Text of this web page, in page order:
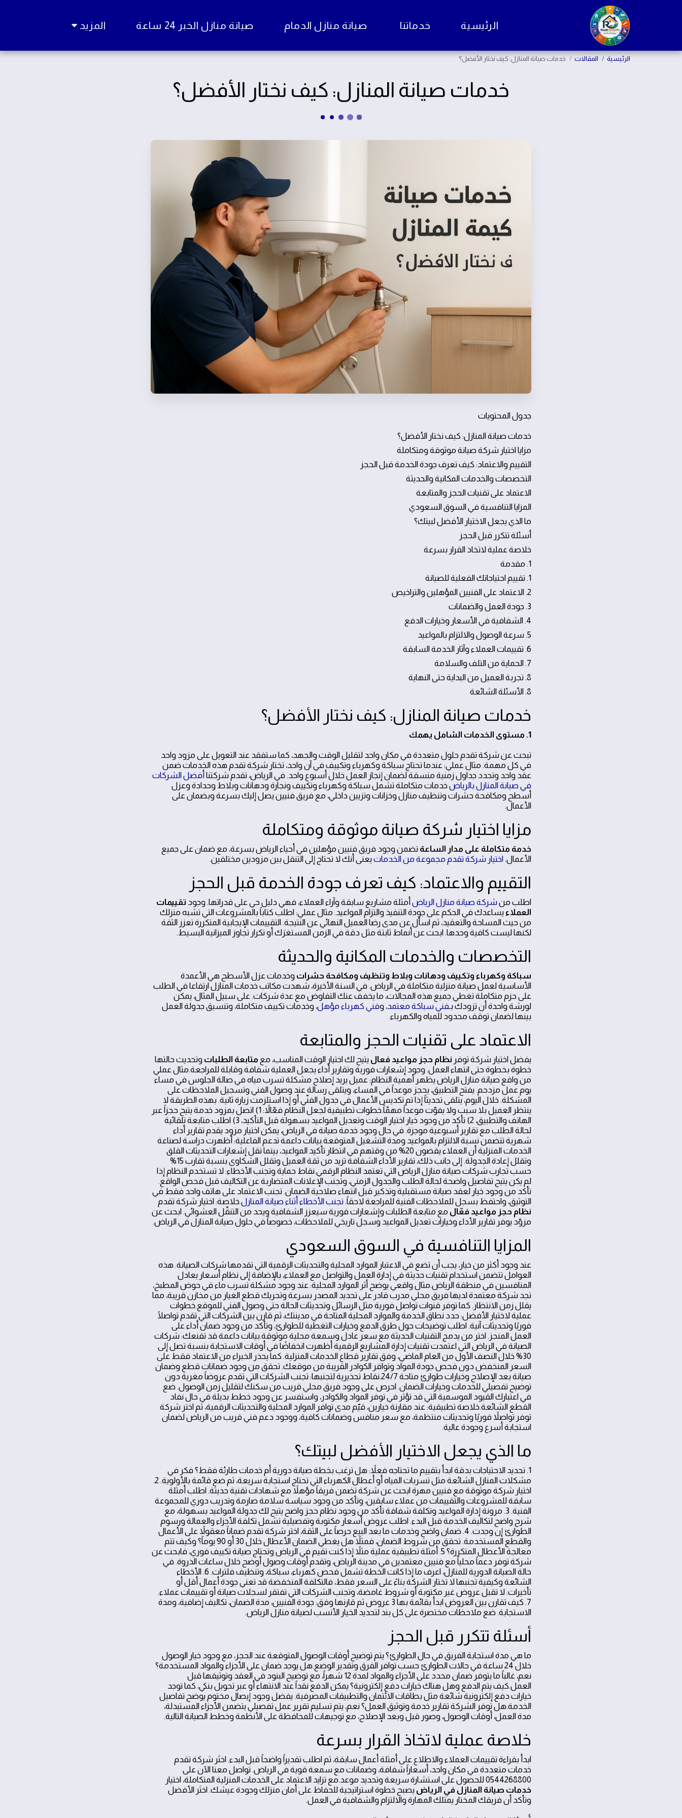
الرئيسية خدماتنا صيانة منازل الدمام صيانة منازل الخبر 24 ساعة المزيد
الرئيسية المقالات خدمات صيانة المنازل: كيف نختار الأفضل؟
خدمات صيانة المنازل: كيف نختار الأفضل؟
جدول المحتويات
خدمات صيانة المنازل: كيف نختار الأفضل؟
مزايا اختيار شركة صيانة موثوقة ومتكاملة
التقييم والاعتماد: كيف تعرف جودة الخدمة قبل الحجز
التخصصات والخدمات المكانية والحديثة
الاعتماد على تقنيات الحجز والمتابعة
المزايا التنافسية في السوق السعودي
ما الذي يجعل الاختيار الأفضل لبيتك؟
أسئلة تتكرر قبل الحجز
خلاصة عملية لاتخاذ القرار بسرعة
1. مقدمة
1. تقييم احتياجاتك الفعلية للصيانة
2. الاعتماد على الفنيين المؤهلين والتراخيص
3. جودة العمل والضمانات
4. الشفافية في الأسعار وخيارات الدفع
5. سرعة الوصول والالتزام بالمواعيد
6. تقييمات العملاء وآثار الخدمة السابقة
7. الحماية من التلف والسلامة
8. تجربة العميل من البداية حتى النهاية
8. الأسئلة الشائعة
خدمات صيانة المنازل: كيف نختار الأفضل؟
1. مستوى الخدمات الشامل يهمك
تبحث عن شركة تقدم حلول متعددة في مكان واحد لتقليل الوقت والجهد، كما ستفقد عند التعويل على مزود واحد
في كل مهمة. مثال عملي: عندما تحتاج سباكة وكهرباء وتكييف في آن واحد، تختار شركة تقدم هذه الخدمات ضمن
عقد واحد وتحدد جداول زمنية منسقة لضمان إنجاز العمل خلال أسبوع واحد. في الرياض، تقدم شركتنا أفضل الشركات
في صيانة المنازل بالرياضخدمات متكاملة تشمل سباكة وكهرباء وتكييف ونجارة ودهانات وبلاط وحدادة وعزل
أسطح ومكافحة حشرات وتنظيف منازل وخزانات وتزيين داخلي، مع فريق فنيين يصل إليك بسرعة وبضمان على
الأعمال.
مزايا اختيار شركة صيانة موثوقة ومتكاملة
خدمة متكاملة على مدار الساعة تضمن وجود فريق فنيين مؤهلين في أحياء الرياض بسرعة، مع ضمان على جميع
الأعمال. اختيار شركة تقدم مجموعة من الخدماتيعنى أنك لا تحتاج إلى التنقل بين مزودين مختلفين.
التقييم والاعتماد: كيف تعرف جودة الخدمة قبل الحجز
اطلب منشركة صيانة منازل الرياض أمثلة مشاريع سابقة وآراء العملاء، فهي دليل حي على قدراتها. وجود تقييمات
العملاء يساعدك في الحكم على جودة التنفيذ والتزام المواعيد. مثال عملي: اطلب كتاباً بالمشروعات التي تشبه منزلك
من حيث المساحة والتعقيد، ثم اسأل عن مدى رضا العميل النهائي عن النتيجة. التقييمات الإيجابية المتكررة تعزز الثقة
لكنها ليست كافية وحدها. ابحث عن أنماط ثابتة مثل دقة في الزمن المستغرَك أو تكرار تجاوز الميزانية البسيط.
التخصصات والخدمات المكانية والحديثة
سباكة وكهرباء وتكييف ودهانات وبلاط وتنظيف ومكافحة حشرات وخدمات عزل الأسطح هي الأعمدة
الأساسية لعمل صيانة منزلية متكاملة في الرياض. في السنة الأخيرة، شهدت مكاتب خدمات المنازل ارتفاعا في الطلب
على حزم متكاملة تغطي جميع هذه المجالات، ما يخفف عنك التفاوض مع عدة شركات. على سبيل المثال، يمكن
لورشة واحدة أن تزودك بـفني سباكة معتمد، وفني كهرباء مؤهل، وخدمات تكييف متكاملة، وتنسيق جدولة العمل
بينها لضمان توقف محدود للمياه والكهرباء.
الاعتماد على تقنيات الحجز والمتابعة
يفضل اختيار شركة توفر نظام حجز مواعيد فعال يتيح لك اختيار الوقت المناسب، مع متابعة الطلبات وتحديث حالتها
خطوة بخطوة حتى انتهاء العمل. وجود إشعارات فورية وتقارير أداء يجعل العملية شفافة وقابلة للمراجعة.مثال عملي
من واقع صيانة منازل الرياض يظهر أهمية النظام: عميل يريد إصلاح مشكلة تسرب مياه في صالة الجلوس في مساء
يوم عمل مزدحم. يفتح التطبيق، يحجز موعداً في المساء، ويتلقى رسالة عند وصول الفني وتسجيل الملاحظات على
المشكلة. خلال اليوم، يتلقى تحديثاً إذا تم تكديس الأعمال في جدول الفنّي أو إذا استلزمت زيارة ثانية. بهذه الطريقة لا
ينتظر العميل بلا سبب ولا يفوّت موعداً مهمّاً.خطوات تطبيقية لجعل النظام فعّالاً: 1) اتصل بمزود خدمة يتيح حجزاً عبر
الهاتف والتطبيق، 2) تأكد من وجود خيار اختيار الوقت وتعديل المواعيد بسهولة قبل التأكيد، 3) اطلب متابعة تلقائية
لحالة الطلب مع تقارير أسبوعية موجزة. في حال وجود خدمة صيانة في الرياض، يمكن اختيار مزود يقدم تقارير أداء
شهرية تتضمن نسبة الالتزام بالمواعيد ومدة التشغيل المتوقعة.بيانات داعمة تدعم الفاعلية: أظهرت دراسة لصناعة
الخدمات المنزلية أن العملاء يقضون 20% من وقتهم في انتظار تأكيد المواعيد، بينما تقل إشعارات التحديثات القلق
وتقلل إعادة الجدولة. إلى جانب ذلك، تقارير الأداء الشفافة تزيد من ثقة العميل وتقلل الشكاوى بنسبة تقارب 15%
حسب تجارب شركات صيانة منازل الرياض التي تعتمد النظام الرقمي.نقاط حماية وتجنب الأخطاء: لا تستخدم النظام إذا
لم يكن يتيح تفاصيل واضحة لحالة الطلب والجدول الزمني، وتجنب الإعلانات المتضاربة عن التكاليف قبل فحص الواقع.
تأكد من وجود خيار لعقد صيانة مستقبلية وتذكير قبل انتهاء صلاحية الضمان. تجنب الاعتماد على هاتف واحد فقط في
التوثيق، واحتفظ بسجل للملاحظات الفنية للمراجعة لاحقاً. تجنب الأخطاء أثناء صيانة المنازل.خلاصة: اختيار شركة تقدم
نظام حجز مواعيد فعّال مع متابعة الطلبات وإشعارات فورية سيعزز الشفافية ويحد من التنقّل العشوائي. ابحث عن
مزوّد يوفر تقارير الأداء وخيارات تعديل المواعيد وسجل تاريخي للملاحظات، خصوصاً في حلول صيانة المنازل في الرياض.
المزايا التنافسية في السوق السعودي
عند وجود أكثر من خيار، يجب أن تضع في الاعتبار الموارد المحلية والتحديثات الرقمية التي تقدمها شركات الصيانة. هذه
العوامل تتضمن استخدام تقنيات حديثة في إدارة العمل والتواصل مع العملاء، بالإضافة إلى نظام أسعار يعادل
المنافسين في منطقة الرياض.مثال واقعي يوضح أثر الموارد المحلية: عند وجود مشكلة تسرب ماء في حوض المطبخ،
تجد شركة معتمدة لديها فريق محلي مدرب قادر على تحديد المصدر بسرعة وتحريك قطع الغيار من مخازن قريبة، مما
يقلل زمن الانتظار. كما توفر قنوات تواصل فورية مثل الرسائل وتحديثات الحالة حتى وصول الفني للموقع.خطوات
عملية لاختيار الأفضل: حدد نطاق الخدمة والموارد المحلية المتاحة في مدينتك، ثم قارن بين الشركات التي تقدم تواصلًا
فوريًا وتحديثات آنية. اطلب توضيحات حول طرق الدفع وخيارات التغطية للطوارئ، وتأكد من وجود ضمان أداء على
العمل المنجز. اختر من يدمج التقنيات الحديثة مع سعر عادل وسمعة محلية موثوقة.بيانات داعمة قد تقنعك: شركات
الصيانة في الرياض التي اعتمدت تقنيات إدارة المشاريع الرقمية أظهرت انخفاضًا في أوقات الاستجابة بنسبة تصل إلى
30% خلال النصف الأول من العام الماضي، وفق تقارير قطاع الخدمات المنزلية. كما يحذر الخبراء من الاعتماد فقط على
السعر المنخفض دون فحص جودة المواد وتوافر الكوادر القريبة من موقعك. تحقق من وجود ضمانات قطع وضمان
صيانة بعد الإصلاح وخيارات طوارئ متاحة 24/7.نقاط تحذيرية لتجنبها: تجنب الشركات التي تقدم عروضاً مغرية دون
توضيح تفصيلي للخدمات وخيارات الضمان. احرص على وجود فريق محلي قريب من سكنك لتقليل زمن الوصول. ضع
في اعتبارك القيود الموسمية التي قد تؤثر في توفر المواد والكوادر، واستفسر عن وجود خطط بديلة في حال نفاد
القطع الشائعة.خلاصة تطبيقية: عند مقارنة خيارين، قيّم مدى توافر الموارد المحلية والتحديثات الرقمية، ثم اختر شركة
توفر تواصلاً فوريًا وتحديثات منتظمة، مع سعر منافس وضمانات كافية، ووجود دعم فني قريب من الرياض لضمان
استجابة أسرع وجودة عالية.
ما الذي يجعل الاختيار الأفضل لبيتك؟
1. تحديد الاحتياجات بدقة ابدأ بتقييم ما تحتاجه فعلاً: هل ترغب بخطة صيانة دورية أم خدمات طارئة فقط؟ فكر في
مشكلات المنازل الشائعة مثل تسربات المياه أو أعطال الكهرباء التي تحتاج استجابة سريعة، ثم ضع قائمة بالأولوية. 2.
اختيار شركة موثوقة مع فنيين مهرة ابحث عن شركة تضمن فريقاً مؤهلاً مع شهادات تقنية حديثة. اطلب أمثلة
سابقة للمشروعات والتقييمات من عملاء سابقين، وتأكد من وجود سياسة سلامة صارمة وتدريب دوري للمجموعة
الفنية. 3. مرونة إدارة المواعيد وتكلفة شفافة تأكد من وجود نظام حجز واضح يتيح لك جدولة المواعيد بسهولة، مع
شرح واضح لتكاليف الخدمة قبل البدء. اطلب عروض أسعار مكتوبة وتفصيلية تشمل تكلفة الأجزاء والعمالة ورسوم
الطوارئ إن وجدت. 4. ضمان واضح وخدمات ما بعد البيع حرصاً على الثقة، اختر شركة تقدم ضماناً معقولاً على الأعمال
والقطع المستخدمة. تحقق من شروط الضمان، فمثلاً هل يغطي الضمان الأعطال خلال 30 أو 90 يوماً؟ وكيف تتم
معالجة الأعطال المتكررة؟ 5. أمثلة تطبيقية عملية مثلاً إذا كنت تقيم في الرياض وتحتاج صيانة تكييف فوري، فابحث عن
شركة توفر دعماً محلياً مع فنيين معتمدين في مدينة الرياض، وتقدم أوقات وصول أوضح خلال ساعات الذروة. في
حالة الصيانة الدورية للمنازل، اعرف ما إذا كانت الخطة تشمل فحص كهرباء، سباكة، وتنظيف فلترات. 6. الأخطاء
الشائعة وكيفية تجنبها لا تختار الشركة بناءً على السعر فقط، فالتكلفة المنخفضة قد تعني جودة أعمال أقل أو
تأخيرات. لا تقبل عروض غير مكتوبة أو شروط غامضة، وتجنب الشركات التي تفتقر لسجلات صيانة أو تقييمات عملاء.
7. كيف تقارن بين العروض ابدأ بقائمة بها 3 عروض ثم قارنها وفق: جودة الفنيين، مدة الضمان، تكاليف إضافية، ومدة
الاستجابة. ضع ملاحظات مختصرة على كل بند لتحديد الخيار الأنسب لصيانة منازل الرياض.
أسئلة تتكرر قبل الحجز
ما هي مدة استجابة الفريق في حال الطوارئ؟ يتم توضيح أوقات الوصول المتوقعة عند الحجز، مع وجود خيار الوصول
خلال 24 ساعة في حالات الطوارئ حسب توافر الفرق وتقدير الوضع.هل يوجد ضمان على الأجزاء والمواد المستخدمة؟
نعم، غالباً ما يتوفر ضمان محدد على الأجزاء والمواد لمدة 12 شهراً، مع توضيح البنود في العقد وتوثيقها قبل
العمل.كيف يتم الدفع وهل هناك خيارات دفع إلكترونية؟ يمكن الدفع نقداً عند الانتهاء أو عبر تحويل بنكي، كما توجد
خيارات دفع إلكترونية شائعة مثل بطاقات الائتمان والتطبيقات المصرفية. يفضل وجود إيصال مختوم يوضح تفاصيل
الخدمة.هل توفر الشركة تقارير خدمة وتوثيق العمل؟ نعم، يتم تسليم تقرير عمل تفصيلي يتضمن الأجزاء المستبدلة،
مدة العمل، أوقات الوصول، وصور قبل وبعد الإصلاح، مع توجيهات للمحافظة على الأنظمة وخطط الصيانة التالية.
خلاصة عملية لاتخاذ القرار بسرعة
ابدأ بقراءة تقييمات العملاء والاطلاع على أمثلة أعمال سابقة، ثم اطلب تقديراً واضحاً قبل البدء. اختَر شركة تقدم
خدمات متعددة في مكان واحد، أسعاراً شفافة، وضمانات مع سمعة قوية في الرياض. تواصل معنا الآن على
0544268800 للحصول على استشارة سريعة وتحديد موعد.مع تزايد الاعتماد على الخدمات المنزلية المتكاملة، اختيار
خدمات صيانة المنازل في الرياض يصبح خطوة استراتيجية للحفاظ على أمان منزلك وجودة عيشك. اختَر الأفضل
وتأكد أن فريقك المختار يمتلك المهارة والالتزام والشفافية في العمل.